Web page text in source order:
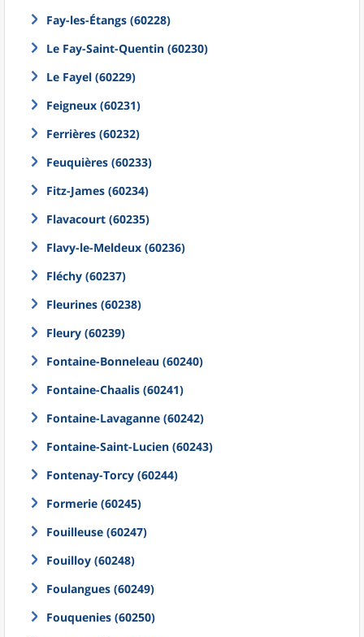
Fay-les-Étangs (60228)
Le Fay-Saint-Quentin (60230)
Le Fayel (60229)
Feigneux (60231)
Ferrières (60232)
Feuquières (60233)
Fitz-James (60234)
Flavacourt (60235)
Flavy-le-Meldeux (60236)
Fléchy (60237)
Fleurines (60238)
Fleury (60239)
Fontaine-Bonneleau (60240)
Fontaine-Chaalis (60241)
Fontaine-Lavaganne (60242)
Fontaine-Saint-Lucien (60243)
Fontenay-Torcy (60244)
Formerie (60245)
Fouilleuse (60247)
Fouilloy (60248)
Foulangues (60249)
Fouquenies (60250)